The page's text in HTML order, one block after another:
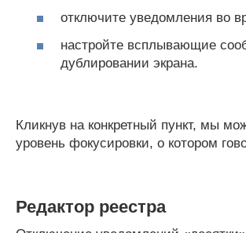
отключите уведомления во
настройте всплывающие
дублировании экрана.
Кликнув на конкретный пункт, мы
уровень фокусировки, о котором
Редактор реестра